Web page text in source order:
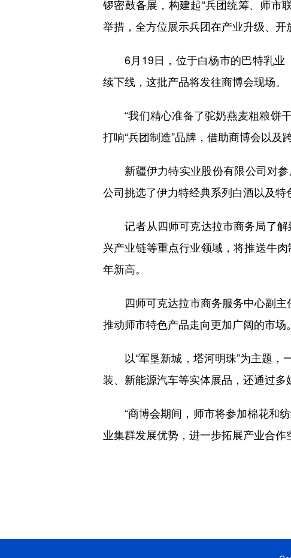
锣密鼓备展，构建起“兵团统筹、师市
举措，全方位展示兵团在产业升级、开
6月19日，位于白杨市的巴特乳业
续下线，这批产品将发往商博会现场。
“我们精心准备了驼奶燕麦粗粮饼干
打响“兵团制造”品牌，借助商博会以及
新疆伊力特实业股份有限公司对参
公司挑选了伊力特经典系列白酒以及特
记者从四师可克达拉市商务局了解
兴产业链等重点行业领域，将推送牛
年新高。
四师可克达拉市商务服务中心副主
推动师市特色产品走向更加广阔的市场
以“军垦新城，塔河明珠”为主题，
装、新能源汽车等实体展品，还通过多
“商博会期间，师市将参加棉花和纺
业集群发展优势，进一步拓展产业合作